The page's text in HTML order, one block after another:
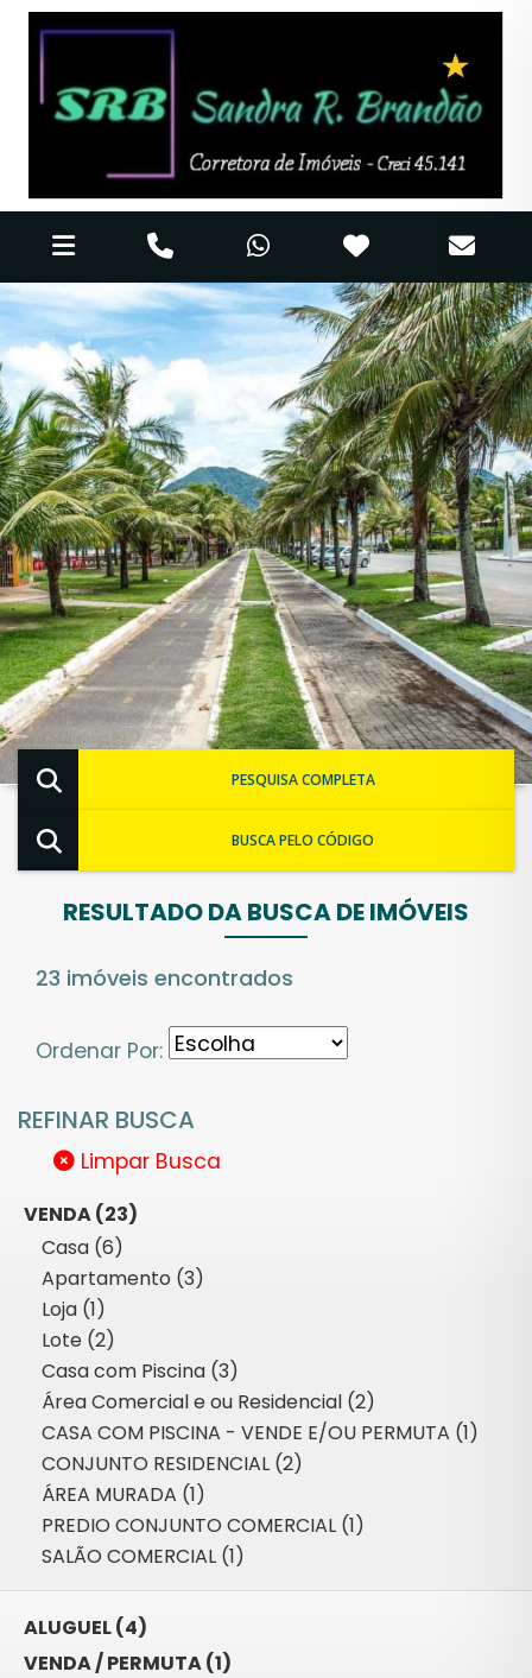
PESQUISA COMPLETA
BUSCA PELO CÓDIGO
RESULTADO DA BUSCA DE IMÓVEIS
23 imóveis encontrados
Ordenar Por:
REFINAR BUSCA
Limpar Busca
VENDA (23)
Casa (6)
Apartamento (3)
Loja (1)
Lote (2)
Casa com Piscina (3)
Área Comercial e ou Residencial (2)
CASA COM PISCINA - VENDE E/OU PERMUTA (1)
CONJUNTO RESIDENCIAL (2)
ÁREA MURADA (1)
PREDIO CONJUNTO COMERCIAL (1)
SALÃO COMERCIAL (1)
ALUGUEL (4)
VENDA / PERMUTA (1)